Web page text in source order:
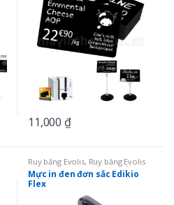
11,000 ₫
Ruy băng Evolis, Ruy băng Evolis
Edikio Ruy băng mực in thẻ ,Ruy
băng đơn màu
Mực in đen đơn sắc Edikio
Flex